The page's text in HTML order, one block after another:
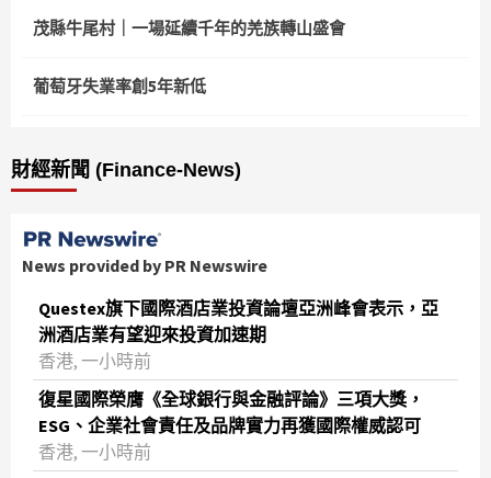
茂縣牛尾村｜一場延續千年的羌族轉山盛會
葡萄牙失業率創5年新低
財經新聞 (Finance-News)
News provided by PR Newswire
Questex旗下國際酒店業投資論壇亞洲峰會表示，亞
洲酒店業有望迎來投資加速期
香港, 一小時前
復星國際榮膺《全球銀行與金融評論》三項大獎，
ESG、企業社會責任及品牌實力再獲國際權威認可
香港, 一小時前